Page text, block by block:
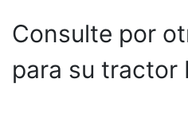
Consulte por
para su tractor